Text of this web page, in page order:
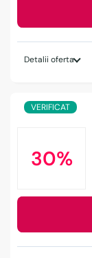
Detalii oferta
VERIFICAT
30%